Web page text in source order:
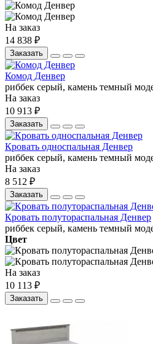
На заказ
14 838 ₽
Заказать
Комод Денвер
риббек серый, камень темный
На заказ
10 913 ₽
Заказать
Кровать односпальная Денвер
риббек серый, камень темный
На заказ
8 512 ₽
Заказать
Кровать полутораспальная Денвер
риббек серый, камень темный
Цвет
На заказ
10 113 ₽
Заказать